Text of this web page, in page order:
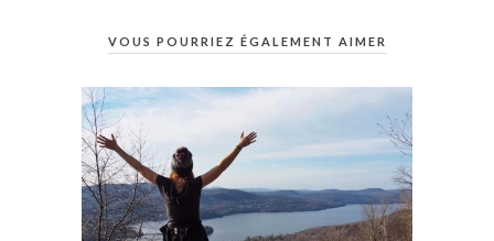
VOUS POURRIEZ ÉGALEMENT AIMER